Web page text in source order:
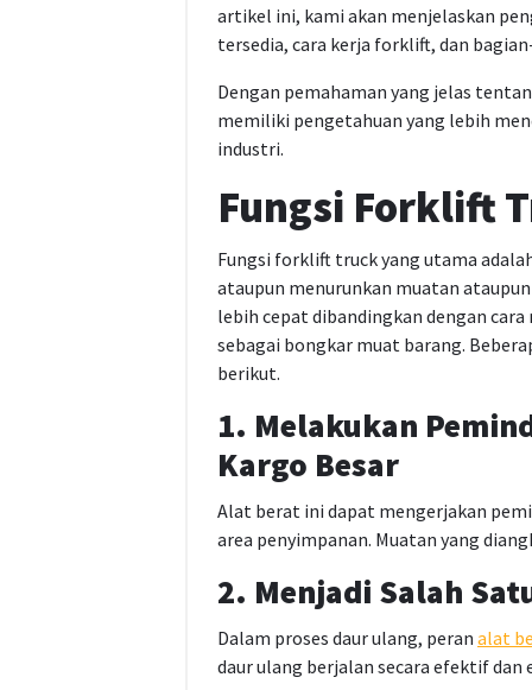
artikel ini, kami akan menjelaskan
tersedia, cara kerja forklift, dan
Dengan pemahaman yang jelas
memiliki pengetahuan yang lebih
industri.
Fungsi Forklift
Fungsi forklift truck yang utama
ataupun menurunkan muatan
lebih cepat dibandingkan dengan
sebagai bongkar muat barang.
berikut.
1. Melakukan
Kargo Besar
Alat berat ini dapat mengerjakan
area penyimpanan. Muatan yang
2. Menjadi Salah
Dalam proses daur ulang, peran alat
daur ulang berjalan secara efektif dan